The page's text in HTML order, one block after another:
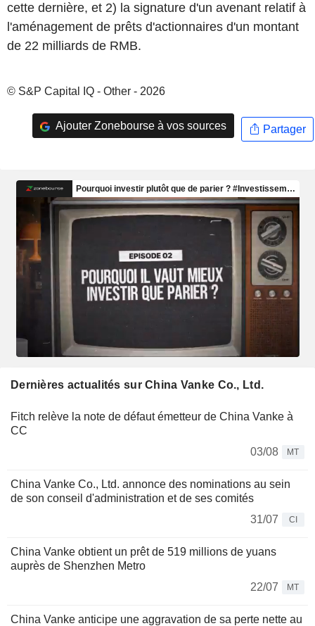
cette dernière, et 2) la signature d'un avenant relatif à
l'aménagement de prêts d'actionnaires d'un montant
de 22 milliards de RMB.
© S&P Capital IQ - Other - 2026
Ajouter Zonebourse à vos sources Partager
Dernières actualités sur China Vanke Co., Ltd.
Fitch relève la note de défaut émetteur de China Vanke à
CC
03/08
MT
China Vanke Co., Ltd. annonce des nominations au sein
de son conseil d'administration et de ses comités
31/07
CI
China Vanke obtient un prêt de 519 millions de yuans
auprès de Shenzhen Metro
22/07
MT
China Vanke anticipe une aggravation de sa perte nette au